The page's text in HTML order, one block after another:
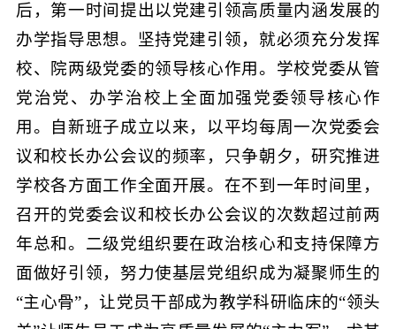
后，第一时间提出以党建引领高质量内涵发展的
办学指导思想。坚持党建引领，就必须充分发挥
校、院两级党委的领导核心作用。学校党委从管
党治党、办学治校上全面加强党委领导核心作
用。自新班子成立以来，以平均每周一次党委会
议和校长办公会议的频率，只争朝夕，研究推进
学校各方面工作全面开展。在不到一年时间里，
召开的党委会议和校长办公会议的次数超过前两
年总和。二级党组织要在政治核心和支持保障方
面做好引领，努力使基层党组织成为凝聚师生的
“主心骨”，让党员干部成为教学科研临床的“领头